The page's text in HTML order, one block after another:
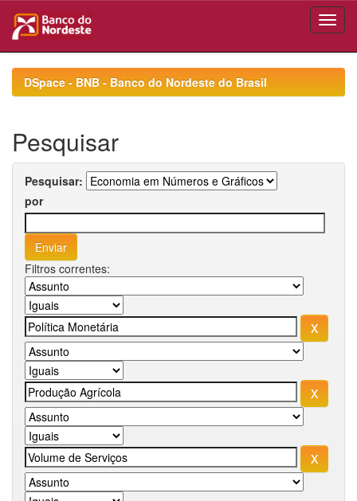
navigationDSpace - BNB - Banco do Nordeste do Brasil
Pesquisar
Pesquisar:
por
Filtros correntes: